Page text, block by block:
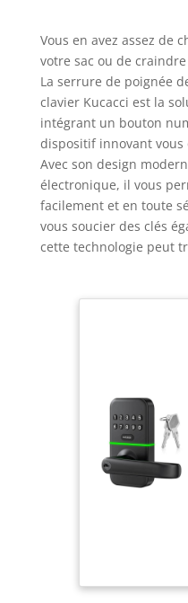
Vous en avez assez de
votre sac ou de
La serrure de poignée
clavier Kucacci est la
intégrant un bouton
dispositif innovant
Avec son design
électronique, il vous
facilement et en toute
vous soucier des clés
cette technologie peut